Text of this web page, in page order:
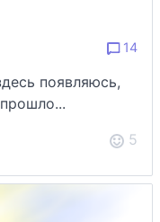
14
появляюсь,
5